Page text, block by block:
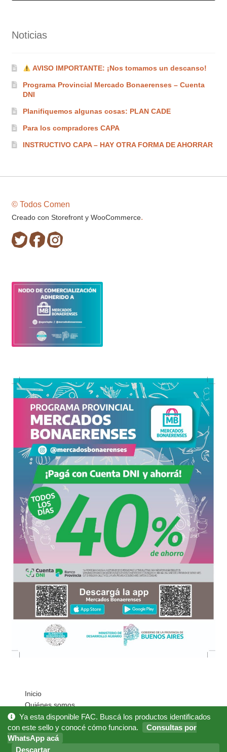
Noticias
AVISO IMPORTANTE: ¡Nos tomamos un descanso!
Programa Provincial Mercado Bonaerenses – Cuenta
DNI
Planifiquemos algunas cosas: PLAN CADE
Para los compradores CAPA
INSTRUCTIVO CAPA – HAY OTRA FORMA DE AHORRAR
© Todos Comen
Creado con Storefront y WooCommerce.
Inicio
Quiénes somos
Cómo Comprar?
Mi cuenta
Noticias
Preguntas Frecuentes
Ya esta disponible FAC. Buscá los productos identificados
con este sello y conocé cómo funciona.
Consultas por
WhatsApp acá
Descartar